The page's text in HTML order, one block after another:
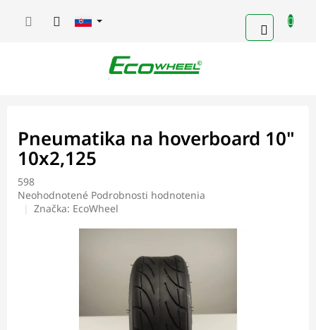
KOŠÍK
Pneumatika na hoverboard 10"
10x2,125
598
Priemerné
hodnotenie
Neohodnotené Podrobnosti hodnotenia
Značka: EcoWheel